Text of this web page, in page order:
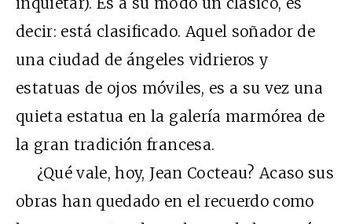
decir: está clasificado. Aquel soñador de
una ciudad de ángeles vidrieros y
estatuas de ojos móviles, es a su vez una
quieta estatua en la galería marmórea de
la gran tradición francesa.
¿Qué vale, hoy, Jean Cocteau? Acaso sus
obras han quedado en el recuerdo como